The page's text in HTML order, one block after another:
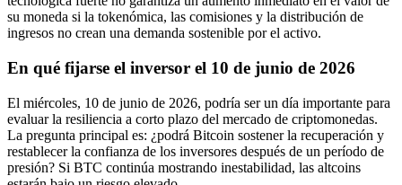
su moneda si la tokenómica, las comisiones y la distribución de
ingresos no crean una demanda sostenible por el activo.
En qué fijarse el inversor el 10 de junio de 2026
El miércoles, 10 de junio de 2026, podría ser un día importante para
evaluar la resiliencia a corto plazo del mercado de criptomonedas.
La pregunta principal es: ¿podrá Bitcoin sostener la recuperación y
restablecer la confianza de los inversores después de un período de
presión? Si BTC continúa mostrando inestabilidad, las altcoins